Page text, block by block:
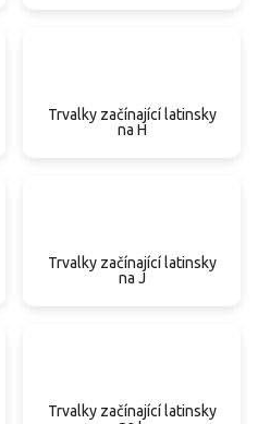
Trvalky začínající latinsky
na H
Trvalky začínající latinsky
na J
Trvalky začínající latinsky